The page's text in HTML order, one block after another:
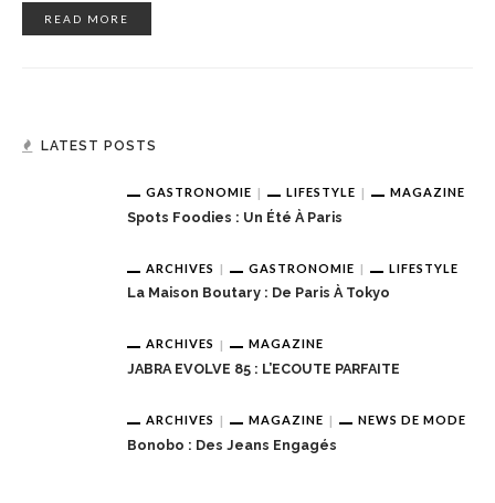
READ MORE
LATEST POSTS
GASTRONOMIE LIFESTYLE MAGAZINE
Spots Foodies : Un Été À Paris
ARCHIVES GASTRONOMIE LIFESTYLE
La Maison Boutary : De Paris À Tokyo
ARCHIVES MAGAZINE
JABRA EVOLVE 85 : L’ECOUTE PARFAITE
ARCHIVES MAGAZINE NEWS DE MODE
Bonobo : Des Jeans Engagés